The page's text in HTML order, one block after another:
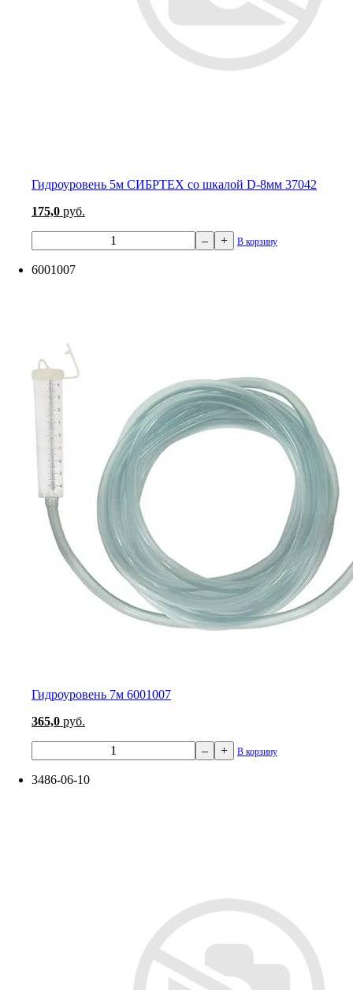
Гидроуровень 5м СИБРТЕХ со шкалой D-8мм 37042
175,0 руб.
– + В корзину
6001007
Гидроуровень 7м 6001007
365,0 руб.
– + В корзину
3486-06-10